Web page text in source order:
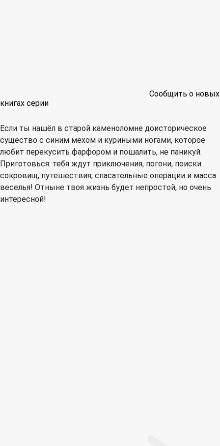
Сообщить о новых
книгах серии
Если ты нашёл в старой каменоломне доисторическое
существо с синим мехом и куриными ногами, которое
любит перекусить фарфором и пошалить, не паникуй.
Приготовься: тебя ждут приключения, погони, поиски
сокровищ, путешествия, спасательные операции и масса
веселья! Отныне твоя жизнь будет непростой, но очень
интересной!